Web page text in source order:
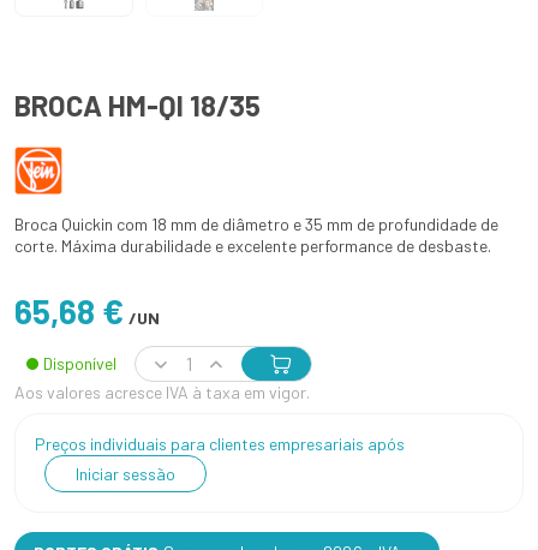
BROCA HM-QI 18/35
Broca Quickin com 18 mm de diâmetro e 35 mm de profundidade de
corte. Máxima durabilidade e excelente performance de desbaste.
65,68 € /UN
Disponível
Aos valores acresce IVA à taxa em vigor.
Preços individuais para clientes empresariais após
Iniciar sessão